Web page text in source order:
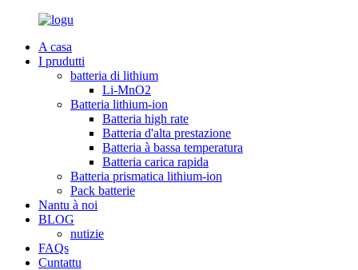
A casa
I prudutti
batteria di lithium
Li-MnO2
Batteria lithium-ion
Batteria high rate
Batteria d'alta prestazione
Batteria à bassa temperatura
Batteria carica rapida
Batteria prismatica lithium-ion
Pack batterie
Nantu à noi
BLOG
nutizie
FAQs
Cuntattu